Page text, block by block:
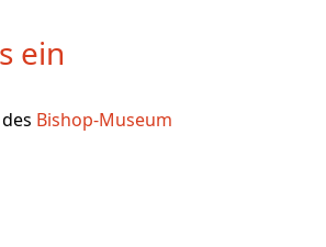
ein
des Bishop-Museum